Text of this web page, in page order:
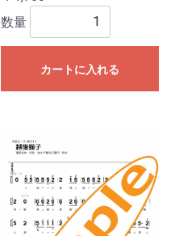
数量
カートに入れる